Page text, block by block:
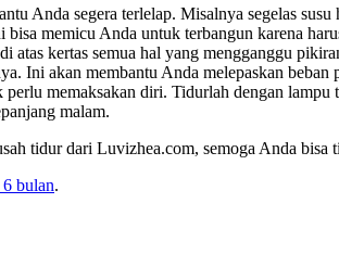
Anda segera terlelap. Misalnya segelas susu
memicu Anda untuk terbangun karena
atas kertas semua hal yang mengganggu
Ini akan membantu Anda melepaskan
memaksakan diri. Tidurlah dengan
malam.
tidur dari Luvizhea.com, semoga Anda bisa
bulan.